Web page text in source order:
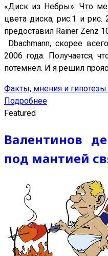
«Диск из Небры». Что
цвета диска, рис.1 и
предоставил Rainer Zenz
Dbachmann, скорее
2006 года. Получается,
потемнел. И я решил
Факты, мнения и гипотезы
Подробнее
Featured
Валентинов
под мантией